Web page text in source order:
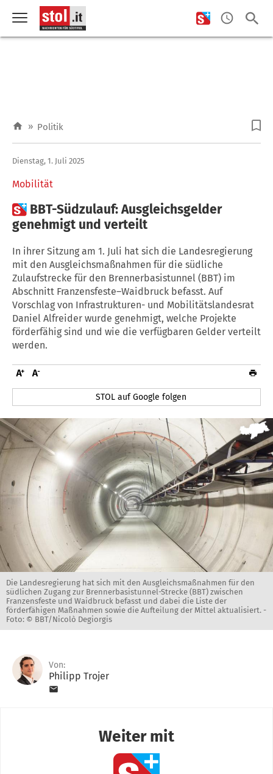
» Politik
Mobilität
Dienstag, 1. Juli 2025
 BBT-Südzulauf: Ausgleichsgelder
genehmigt und verteilt
In ihrer Sitzung am 1. Juli hat sich die Landesregierung
mit den Ausgleichsmaßnahmen für die südliche
Zulaufstrecke für den Brennerbasistunnel (BBT) im
Abschnitt Franzensfeste–Waidbruck befasst. Auf
Vorschlag von Infrastrukturen- und Mobilitätslandesrat
Daniel Alfreider wurde genehmigt, welche Projekte
förderfähig sind und wie die verfügbaren Gelder verteilt
werden.
STOL auf Google folgen
Die Landesregierung hat sich mit den Ausgleichsmaßnahmen für den
südlichen Zugang zur Brennerbasistunnel-Strecke (BBT) zwischen
Franzensfeste und Waidbruck befasst und dabei die Liste der
förderfähigen Maßnahmen sowie die Aufteilung der Mittel aktualisiert. -
Foto: © BBT/Nicolò Degiorgis
Von:
Philipp Trojer